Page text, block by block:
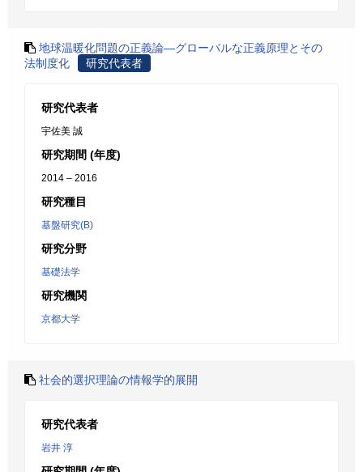
地球温暖化問題の正義論―グローバルな正義原理とその
法制度化
研究代表者
研究代表者
宇佐美 誠
研究期間 (年度)
2014 – 2016
研究種目
基盤研究(B)
研究分野
基礎法学
研究機関
京都大学
社会的選択理論の情報学的展開
研究代表者
岩井 淳